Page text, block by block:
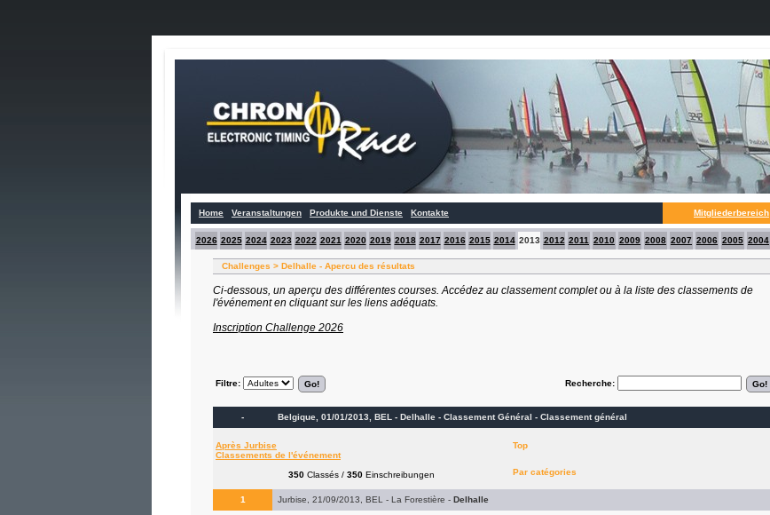
Home Veranstaltungen Produkte und Dienste Kontakte Mitgliederbereich
2026 2025 2024 2023 2022 2021 2020 2019 2018 2017 2016 2015 2014 2013 2012 2011 2010 2009 2008 2007 2006 2005 2004
Challenges > Delhalle - Apercu des résultats
Ci-dessous, un aperçu des différentes courses. Accédez au classement complet ou à la liste des classements de
l'événement en cliquant sur les liens adéquats.
Inscription Challenge 2026
Filtre: Recherche:
- Belgique, 01/01/2013, BEL - Delhalle - Classement Général - Classement général
Après Jurbise
Classements de l'événement
350 Classés / 350 Einschreibungen
Top
Par catégories
1 Jurbise, 21/09/2013, BEL - La Forestière - Delhalle